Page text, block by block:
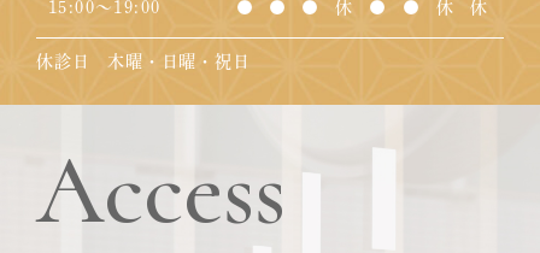
15:00～19:00
● ● ● 休 ● ● 休 休
休診日 木曜・日曜・祝日
Access